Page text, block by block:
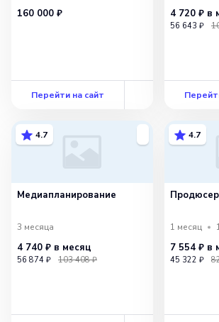
160 000 ₽
Перейти на сайт
4 720 ₽ в
56 643 ₽
4.7
Медиапланирова­ние
3 месяца
4 740 ₽ в месяц
56 874 ₽ 103 408 ₽
4.7
1 месяц
7 554 ₽ в
45 322 ₽